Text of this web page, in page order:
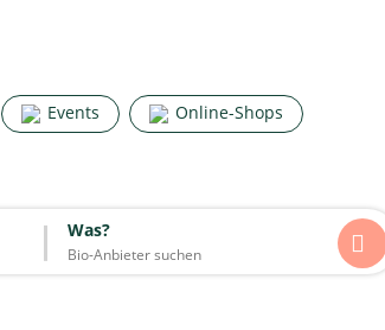
Events Online-Shops
Was?
Events Online-Shops
Was?